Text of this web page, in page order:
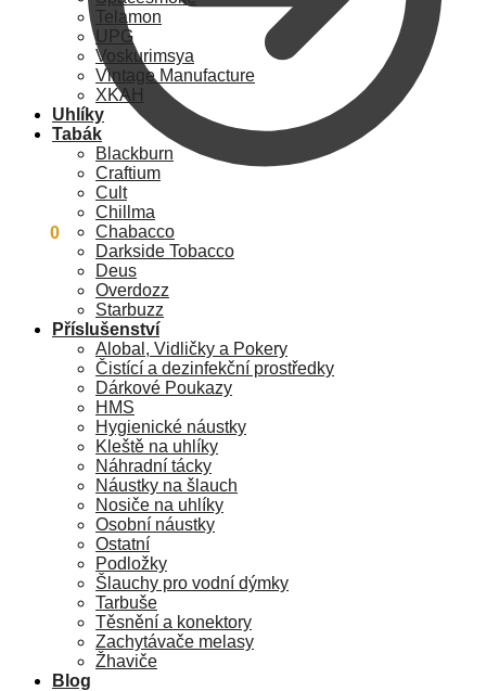
0
Telamon
UPG
Voskurimsya
Vintage Manufacture
XKAH
Uhlíky
Tabák
Blackburn
Craftium
Cult
Chillma
Chabacco
Darkside Tobacco
Deus
Overdozz
Starbuzz
Příslušenství
Alobal, Vidličky a Pokery
Čistící a dezinfekční prostředky
Dárkové Poukazy
HMS
Hygienické náustky
Kleště na uhlíky
Náhradní tácky
Náustky na šlauch
Nosiče na uhlíky
Osobní náustky
Ostatní
Podložky
Šlauchy pro vodní dýmky
Tarbuše
Těsnění a konektory
Zachytávače melasy
Žhaviče
Blog